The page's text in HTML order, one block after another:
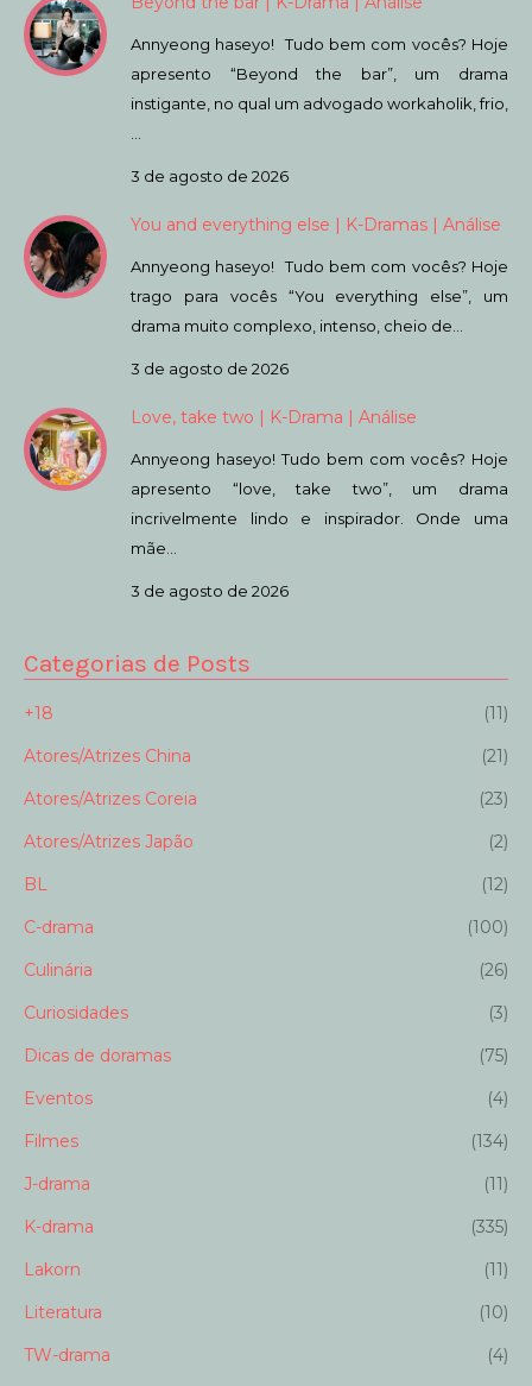
Annyeong haseyo! Tudo bem com vocês? Hoje
apresento “Beyond the bar”, um drama
instigante, no qual um advogado workaholik, frio,
3 de agosto de 2026
You and everything else | K-Dramas | Análise
Annyeong haseyo! Tudo bem com vocês? Hoje
trago para vocês “You everything else”, um
drama muito complexo, intenso, cheio de…
3 de agosto de 2026
Love, take two | K-Drama | Análise
Annyeong haseyo! Tudo bem com vocês? Hoje
apresento “love, take two”, um drama
incrivelmente lindo e inspirador. Onde uma
mãe…
3 de agosto de 2026
Categorias de Posts
+18
(11)
Atores/Atrizes China
(21)
Atores/Atrizes Coreia
(23)
Atores/Atrizes Japão
(2)
BL
(12)
C-drama
(100)
Culinária
(26)
Curiosidades
(3)
Dicas de doramas
(75)
Eventos
(4)
Filmes
(134)
J-drama
(11)
K-drama
(335)
Lakorn
(11)
Literatura
(10)
TW-drama
(4)